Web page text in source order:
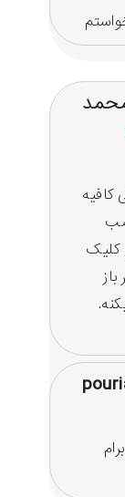
کافیه
کلیک